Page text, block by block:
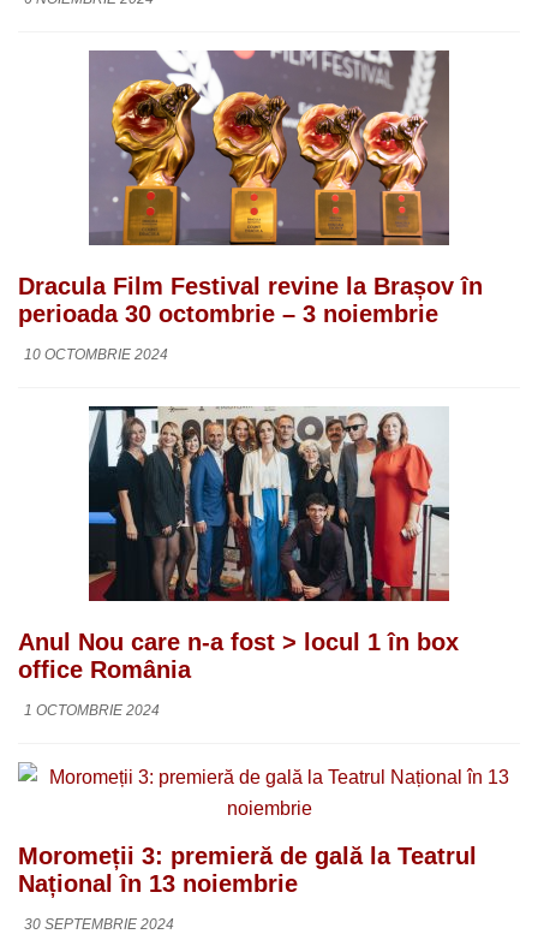
Dracula Film Festival revine la Brașov în
perioada 30 octombrie – 3 noiembrie
10 OCTOMBRIE 2024
Anul Nou care n-a fost > locul 1 în box
office România
1 OCTOMBRIE 2024
Moromeții 3: premieră de gală la Teatrul
Național în 13 noiembrie
30 SEPTEMBRIE 2024